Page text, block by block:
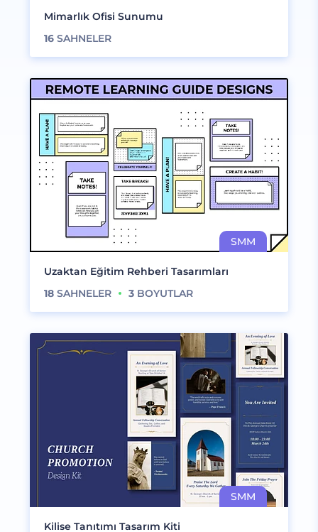
Mimarlık Ofisi Sunumu
16 SAHNELER
Uzaktan Eğitim Rehberi Tasarımları
18 SAHNELER 3 BOYUTLAR
Kilise Tanıtımı Tasarım Kiti